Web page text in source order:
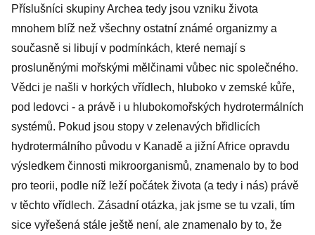
Příslušníci skupiny Archea tedy jsou vzniku života
mnohem blíž než všechny ostatní známé organizmy a
současně si libují v podmínkách, které nemají s
prosluněnými mořskými mělčinami vůbec nic společného.
Vědci je našli v horkých vřídlech, hluboko v zemské kůře,
pod ledovci - a právě i u hlubokomořských hydrotermálních
systémů. Pokud jsou stopy v zelenavých břidlicích
hydrotermálního původu v Kanadě a jižní Africe opravdu
výsledkem činnosti mikroorganismů, znamenalo by to bod
pro teorii, podle níž leží počátek života (a tedy i nás) právě
v těchto vřídlech. Zásadní otázka, jak jsme se tu vzali, tím
sice vyřešená stále ještě není, ale znamenalo by to, že